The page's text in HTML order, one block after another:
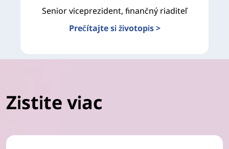
Senior viceprezident, finančný riaditeľ
Prečítajte si životopis >
Zistite viac